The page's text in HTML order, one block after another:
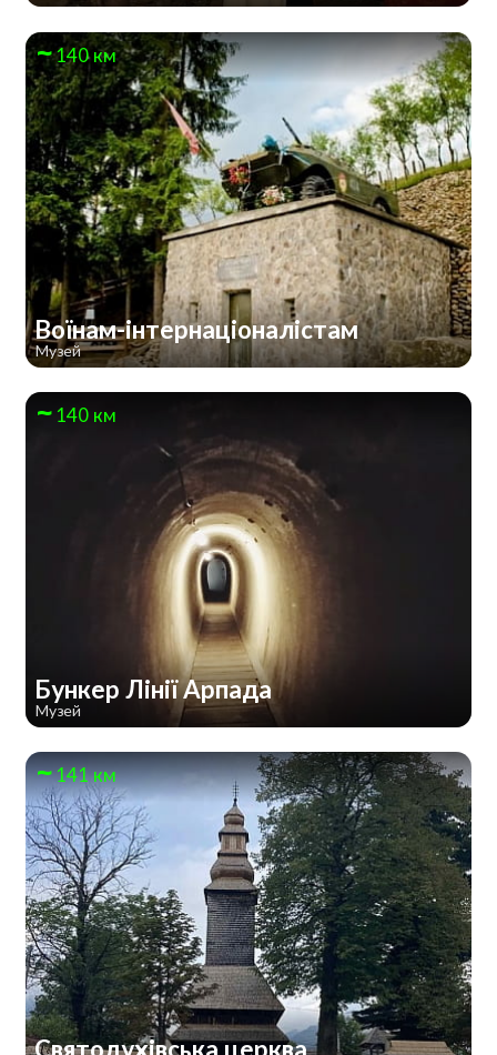
140 км
Воїнам-інтернаціоналістам
Музей
140 км
Бункер Лінії Арпада
Музей
141 км
Святодухівська церква